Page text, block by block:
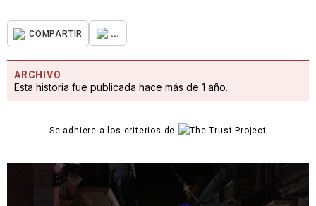
COMPARTIR ...
ARCHIVO
Esta historia fue publicada hace más de 1 año.
Se adhiere a los criterios de